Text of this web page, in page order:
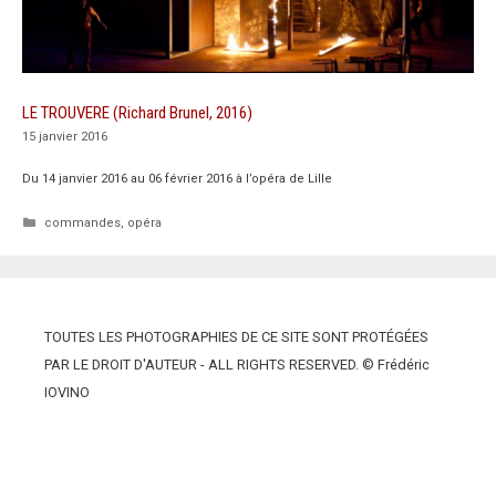
LE TROUVERE (Richard Brunel, 2016)
15 janvier 2016
Du 14 janvier 2016 au 06 février 2016 à l’opéra de Lille
Catégories
commandes, opéra
TOUTES LES PHOTOGRAPHIES DE CE SITE SONT PROTÉGÉES
PAR LE DROIT D'AUTEUR - ALL RIGHTS RESERVED. © Frédéric
IOVINO